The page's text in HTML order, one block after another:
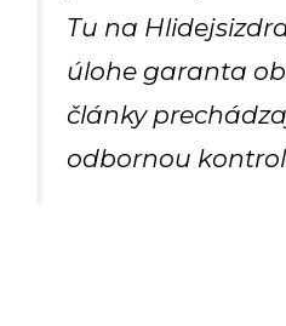
Tu na
úlohe garanta
články
odbornou